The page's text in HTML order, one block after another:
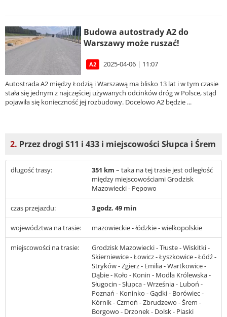
Budowa autostrady A2 do
Warszawy może ruszać!
A2 2025-04-06 | 11:07
Autostrada A2 między Łodzią i Warszawą ma blisko 13 lat i w tym czasie
stała się jednym z najczęściej używanych odcinków dróg w Polsce, stąd
pojawiła się konieczność jej rozbudowy. Docelowo A2 będzie ...
2. Przez drogi S11 i 433 i miejscowości Słupca i Śrem
długość trasy: 351 km – taka na tej trasie jest odległość
między miejscowościami Grodzisk
Mazowiecki - Pępowo
czas przejazdu: 3 godz. 49 min
województwa na trasie: mazowieckie - łódzkie - wielkopolskie
miejscowości na trasie:
Grodzisk Mazowiecki - Tłuste - Wiskitki -
Skierniewice - Łowicz - Łyszkowice - Łódź -
Stryków - Zgierz - Emilia - Wartkowice -
Dąbie - Koło - Konin - Modła Królewska -
Sługocin - Słupca - Września - Luboń -
Poznań - Koninko - Gądki - Borówiec -
Kórnik - Czmoń - Zbrudzewo - Śrem -
Borgowo - Drzonek - Dolsk - Piaski